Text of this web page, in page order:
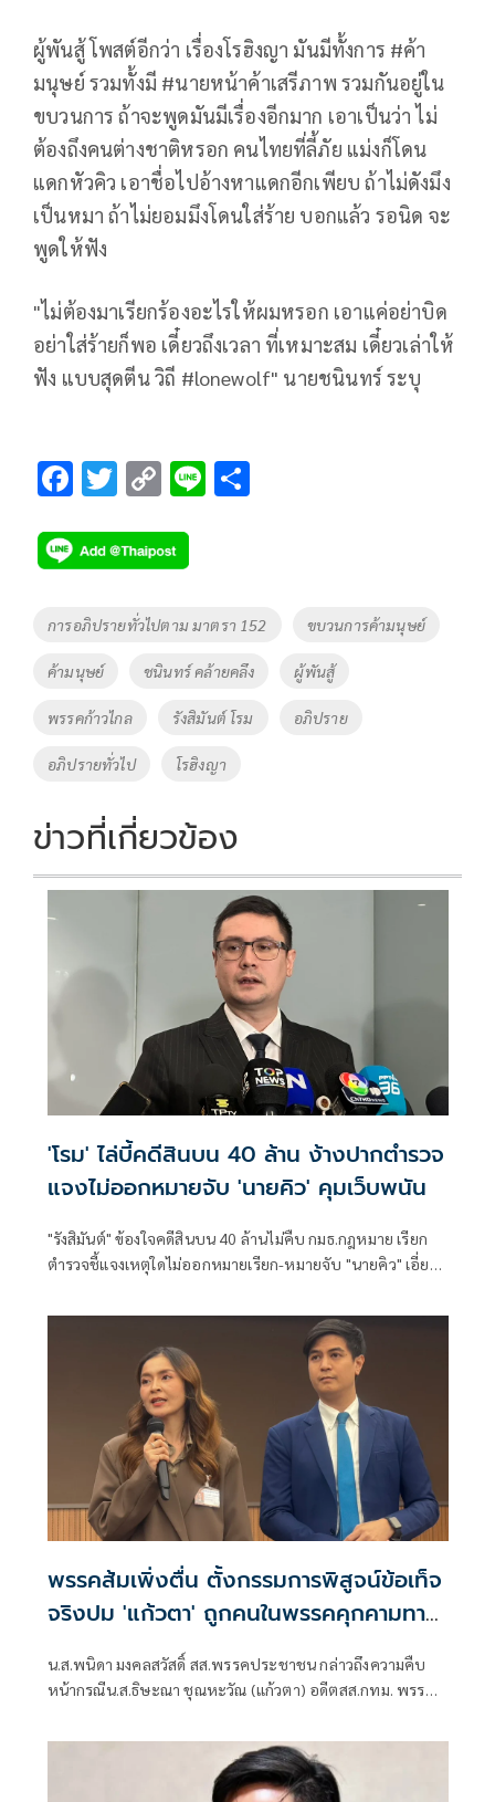
ผู้พันสู้ โพสต์อีกว่า เรื่องโรฮิงญา มันมีทั้งการ #ค้า
มนุษย์ รวมทั้งมี #นายหน้าค้าเสรีภาพ รวมกันอยู่ใน
ขบวนการ ถ้าจะพูดมันมีเรื่องอีกมาก เอาเป็นว่า ไม่
ต้องถึงคนต่างชาติหรอก คนไทยที่ลี้ภัย แม่งก็โดน
แดกหัวคิว เอาชื่อไปอ้างหาแดกอีกเพียบ ถ้าไม่ดังมึง
เป็นหมา ถ้าไม่ยอมมึงโดนใส่ร้าย บอกแล้ว รอนิด จะ
พูดให้ฟัง
"ไม่ต้องมาเรียกร้องอะไรให้ผมหรอก เอาแค่อย่าบิด
อย่าใส่ร้ายก็พอ เดี๋ยวถึงเวลา ที่เหมาะสม เดี๋ยวเล่าให้
ฟัง แบบสุดตีน วิถี #lonewolf" นายชนินทร์ ระบุ
F
e
b
o
k
T
tt
er
C
p
y
Li
n
k
Li
Tags
การอภิปรายทั่วไปตาม มาตรา 152 ขบวนการค้ามนุษย์
ค้ามนุษย์ ชนินทร์ คล้ายคลึง ผู้พันสู้
พรรคก้าวไกล รังสิมันต์ โรม อภิปราย
อภิปรายทั่วไป โรฮิงญา
ข่าวที่เกี่ยวข้อง
'โรม' ไล่บี้คดีสินบน 40 ล้าน ง้างปากตำรวจ
แจงไม่ออกหมายจับ 'นายคิว' คุมเว็บพนัน
"รังสิมันต์" ข้องใจคดีสินบน 40 ล้านไม่คืบ กมธ.กฎหมาย เรียก
ตำรวจชี้แจงเหตุใดไม่ออกหมายเรียก-หมายจับ "นายคิว" เอี่ยว
ความเท็จ หรือเจ้าหน้าที่ละเว้นปฏิบัติหน้าที่
พรรคส้มเพิ่งตื่น ตั้งกรรมการพิสูจน์ข้อเท็จ
จริงปม 'แก้วตา' ถูกคนในพรรคคุกคามทาง
น.ส.พนิดา มงคลสวัสดิ์ สส.พรรคประชาชน กล่าวถึงความคืบ
หน้ากรณีน.ส.ธิษะณา ชุณหะวัณ (แก้วตา) อดีตสส.กทม. พรรค
ไม่มีผู้ที่มีส่วนเกี่ยวข้องกับสภาชุดที่ผ่านมาขึ้นมา เพื่อเปิดพื้นที่
ให้ผู้เสียหายรู้สึกสบายใจที่สุด วางใจที่สุด และปลอดภัยที่สุด